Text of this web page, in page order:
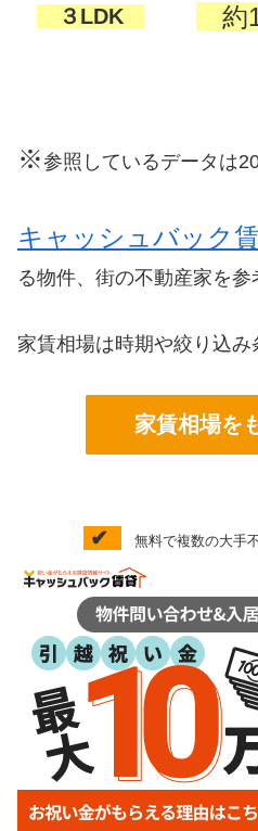
３LDK 約
※参照しているデータは
キャッシュバック
る物件、街の不動産家を参
家賃相場は時期や絞り込み
家賃相場を
✔ 無料で複数の大手